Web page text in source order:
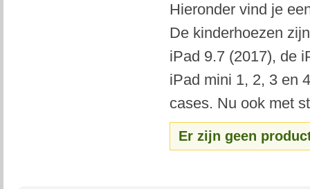
Hieronder vind je
De kinderhoezen
iPad 9.7 (2017), de
iPad mini 1, 2, 3 en
cases. Nu ook met
Er zijn geen